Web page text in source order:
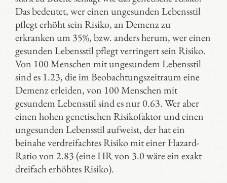
Das bedeutet, wer einen ungesunden Lebensstil
pflegt erhöht sein Risiko, an Demenz zu
erkranken um 35%, bzw. anders herum, wer einen
gesunden Lebensstil pflegt verringert sein Risiko.
Von 100 Menschen mit ungesundem Lebensstil
sind es 1.23, die im Beobachtungszeitraum eine
Demenz erleiden, von 100 Menschen mit
gesundem Lebensstil sind es nur 0.63. Wer aber
einen hohen genetischen Risikofaktor und einen
ungesunden Lebensstil aufweist, der hat ein
beinahe verdreifachtes Risiko mit einer Hazard-
Ratio von 2.83 (eine HR von 3.0 wäre ein exakt
dreifach erhöhtes Risiko).